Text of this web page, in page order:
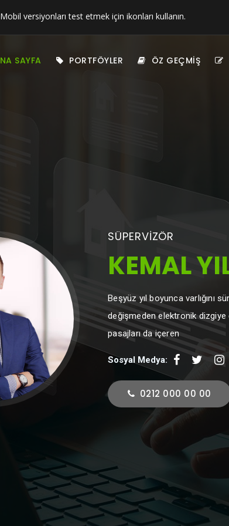
Mobilversiyonları test etmek için ikonları kullanın.